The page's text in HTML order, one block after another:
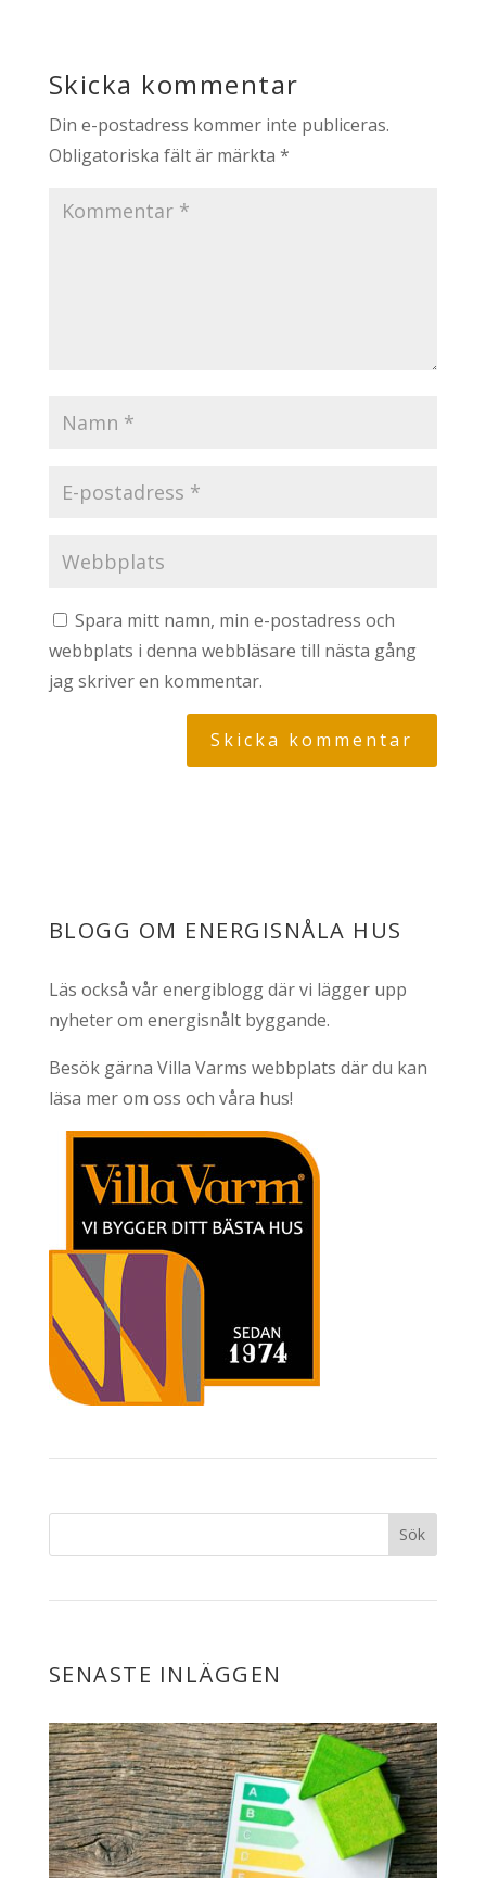
Skicka kommentar
Din e-postadress kommer inte publiceras.
Obligatoriska fält är märkta *
Spara mitt namn, min e-postadress och
webbplats i denna webbläsare till nästa gång
jag skriver en kommentar.
BLOGG OM ENERGISNÅLA HUS
Läs också vårenergibloggdär vi lägger upp
nyheter om energisnålt byggande.
Besök gärna Villa Varms webbplats där du kan
läsa mer om oss och våra hus!
SENASTE INLÄGGEN